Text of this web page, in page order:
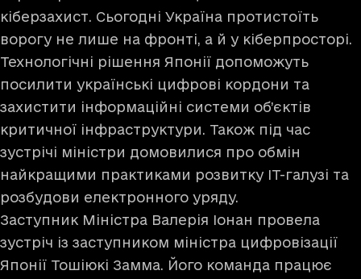
кіберзахист. Сьогодні Україна протистоїть
ворогу не лише на фронті, а й у кіберпросторі.
Технологічні рішення Японії допоможуть
посилити українські цифрові кордони та
захистити інформаційні системи об’єктів
критичної інфраструктури. Також під час
зустрічі міністри домовилися про обмін
найкращими практиками розвитку IT-галузі та
розбудови електронного уряду.
Заступник Міністра Валерія Іонан провела
зустріч із заступником міністра цифровізації
Японії Тошіюкі Замма. Його команда працює